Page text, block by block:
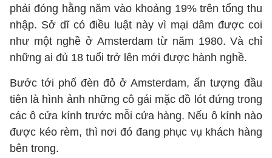
phải đóng hằng năm vào khoảng 19% trên tổng thu
nhập. Sở dĩ có điều luật này vì mại dâm được coi
như một nghề ở Amsterdam từ năm 1980. Và chỉ
những ai đủ 18 tuổi trở lên mới được hành nghề.
Bước tới phố đèn đỏ ở Amsterdam, ấn tượng đầu
tiên là hình ảnh những cô gái mặc đồ lót đứng trong
các ô cửa kính trước mỗi cửa hàng. Nếu ô kính nào
được kéo rèm, thì nơi đó đang phục vụ khách hàng
bên trong.